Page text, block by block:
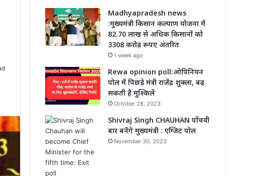
Madhyapradesh news
:मुख्यमंत्री किसान कल्याण योजना में
82.70 लाख से अधिक किसानों को
3308 करोड़ रूपए अंतरित
1 week ago
Rewa opinion poll:ओपिनियन
पोल में पिछड़े मंत्री राजेंद्र शुक्ला, बढ़
सकती है मुश्किलें
October 28, 2023
Shivraj Singh CHAUHAN पाँचवी
बार बनेंगे मुख्यमंत्री : एग्जिट पोल
November 30, 2023